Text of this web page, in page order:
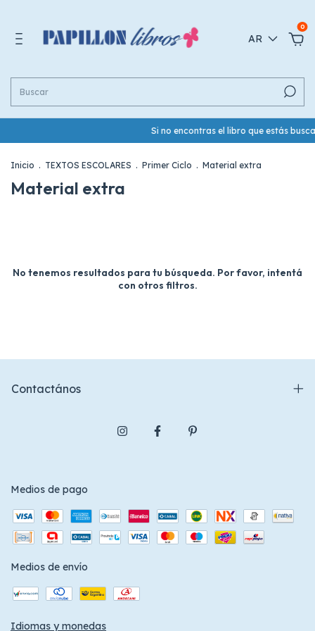
AR
0
Si no encontras el libro que estás
Inicio . TEXTOS ESCOLARES . Primer Ciclo . Material extra
Material extra
No tenemos resultados para tu búsqueda. Por favor, intentá
con otros filtros.
Contactános
Medios de pago
Medios de envío
Idiomas y monedas